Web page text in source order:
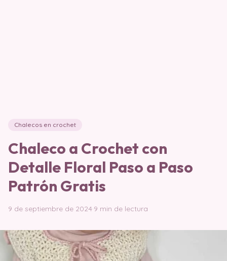
Chalecos en crochet
Chaleco a Crochet con
Detalle Floral Paso a Paso
Patrón Gratis
9 de septiembre de 2024·9 min de lectura